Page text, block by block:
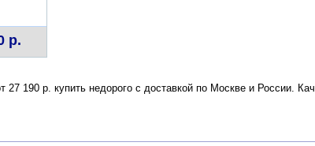
р.
190 р. купить недорого с доставкой по Москве и России.